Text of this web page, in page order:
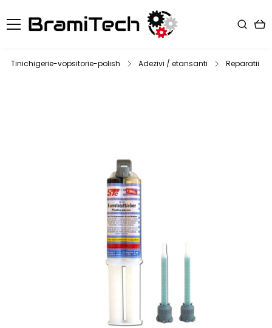
Tinichigerie-vopsitorie-polish Adezivi / etansanti Reparatii